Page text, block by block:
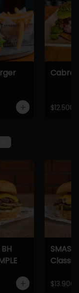
Cabra
$12.500
Classic
$13.900